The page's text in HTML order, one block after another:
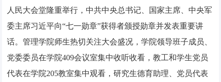
人民大会堂隆重举行，中共中央总书记、国家主席、中央军
委主席习近平向“七一勋章”获得者颁授勋章并发表重要讲
话。管理学院师生热切关注大会盛况，学院领导班子成员、
党委委员在学院409会议室集中收听收看，教工和学生党员
代表在学院205教室集中观看，研究生德育助理、党员代表